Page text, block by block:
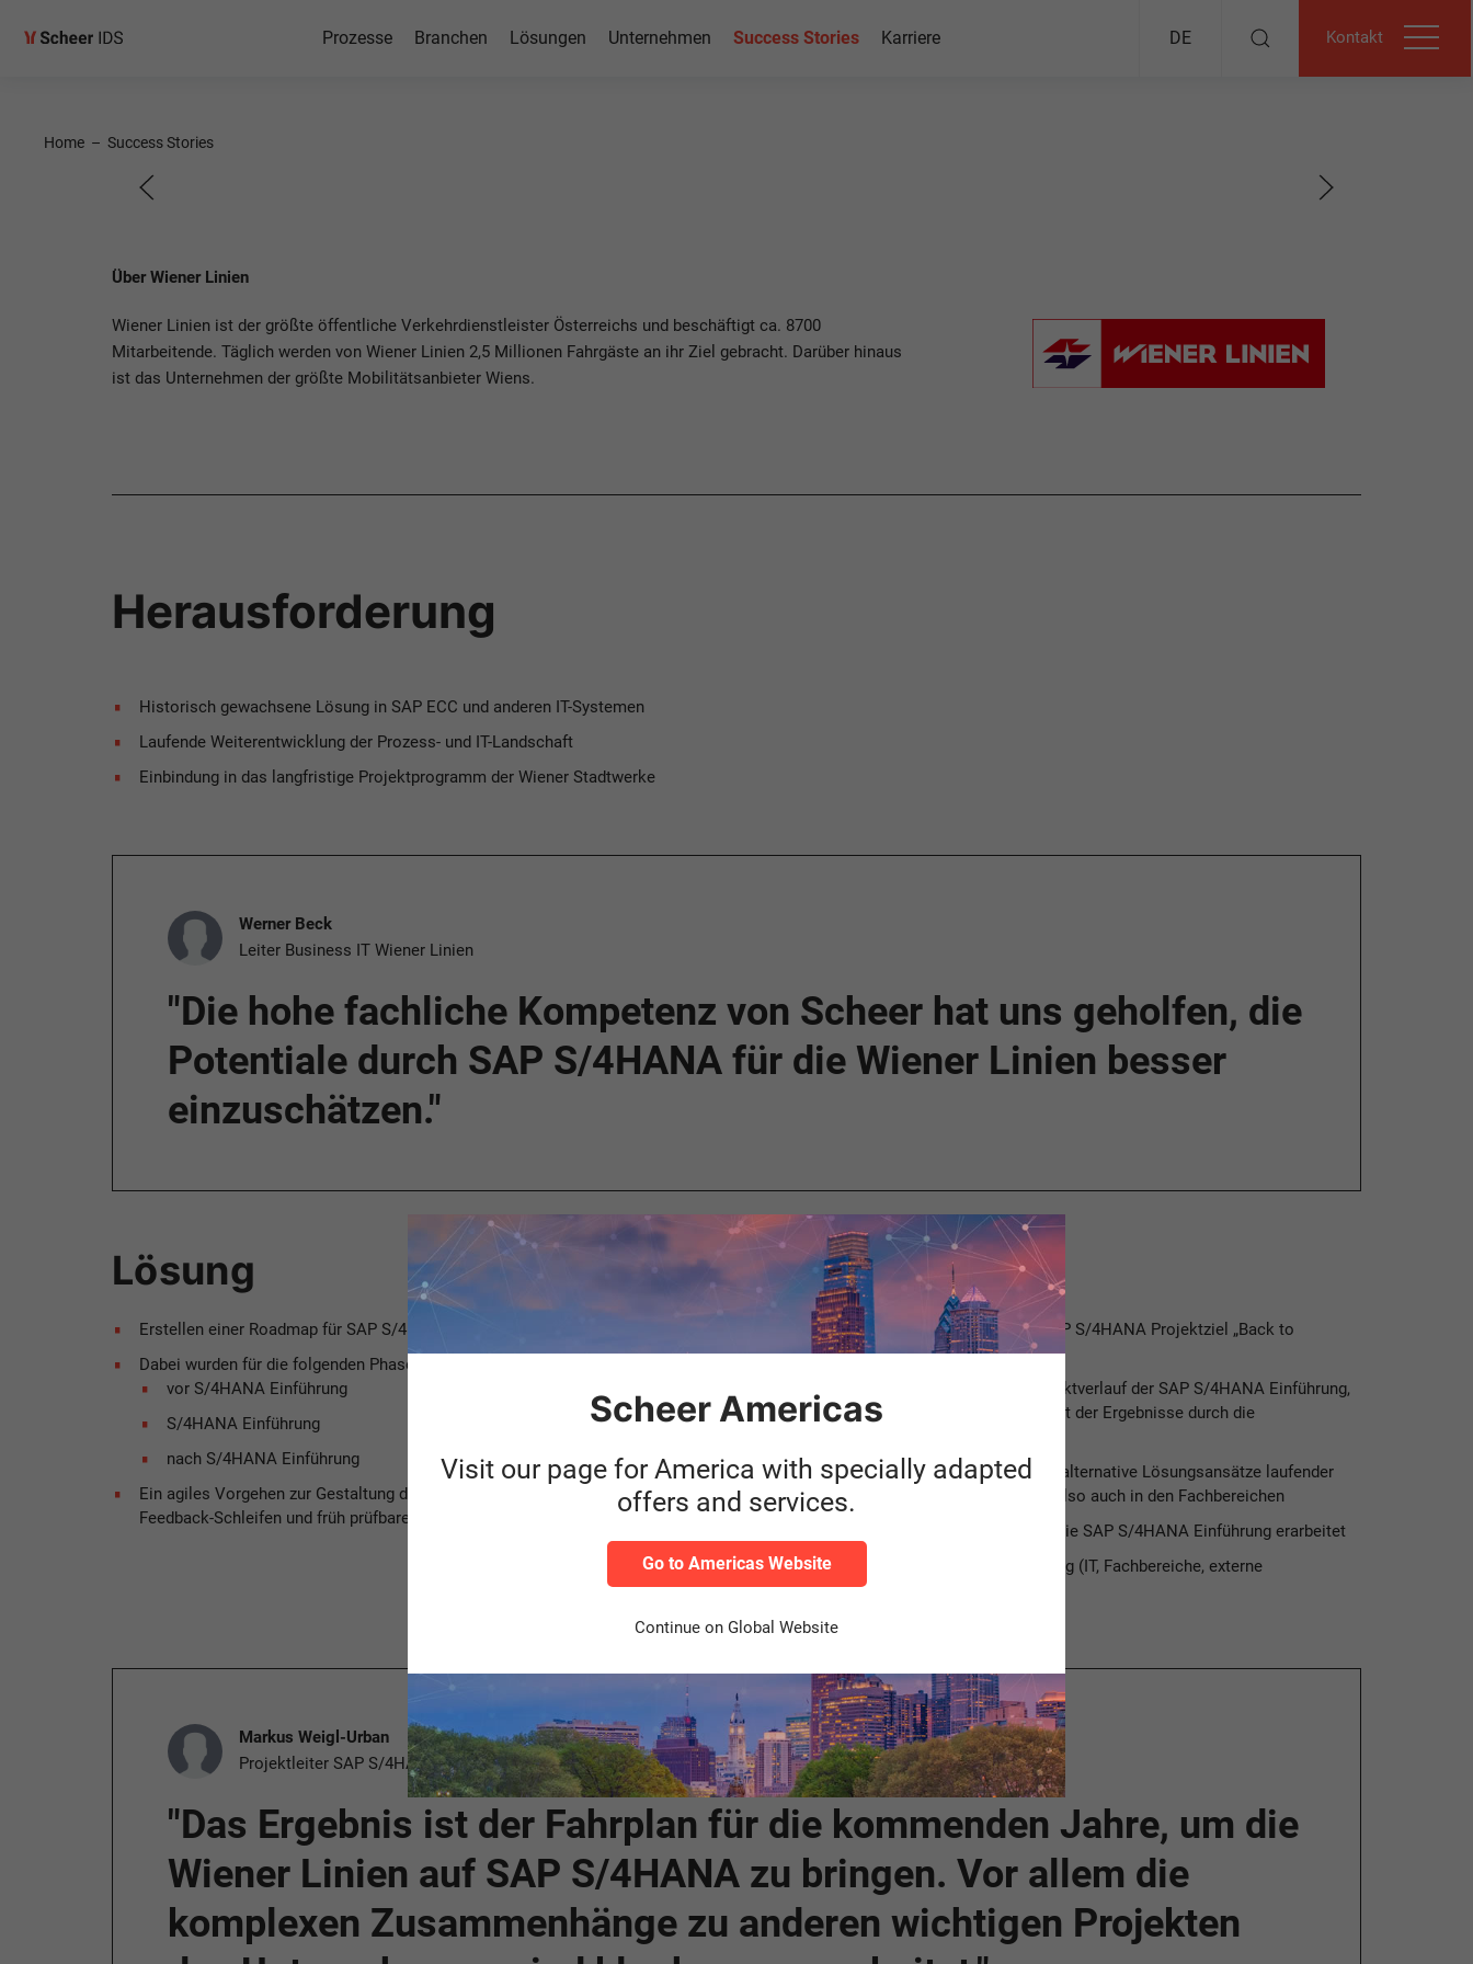
Prozesse Branchen Lösungen Unternehmen Success Stories Karriere DE Kontakt
Home – Success Stories
bei Wiener Linien
Über Wiener Linien
Wiener Linien ist der größte öffentliche Verkehrdienstleister Österreichs und beschäftigt ca. 8700
Mitarbeitende. Täglich werden von Wiener Linien 2,5 Millionen Fahrgäste an ihr Ziel gebracht. Darüber hinaus
ist das Unternehmen der größte Mobilitätsanbieter Wiens.
Herausforderung
Historisch gewachsene Lösung in SAP ECC und anderen IT-Systemen
Laufende Weiterentwicklung der Prozess- und IT-Landschaft
Einbindung in das langfristige Projektprogramm der Wiener Stadtwerke
Werner Beck
Leiter Business IT Wiener Linien
"Die hohe fachliche Kompetenz von Scheer hat uns geholfen, die
Potentiale durch SAP S/4HANA für die Wiener Linien besser
einzuschätzen."
Lösung
Erstellen einer Roadmap für SAP S/4HANA
Dabei wurden für die folgenden Phasen Building Blocks erarbeitet:
vor S/4HANA Einführung
S/4HANA Einführung
nach S/4HANA Einführung
Ein agiles Vorgehen zur Gestaltung der neuen Prozesse bringt schnelle
Feedback-Schleifen und früh prüfbare Ergebnisse
Nutzen
Die Roadmap setzt um, was das SAP S/4HANA Projektziel „Back to
Standard“ verlangt.
Frühe greifbare Ergebnisse im Projektverlauf der SAP S/4HANA Einführung,
daher auch bessere Einschätzbarkeit der Ergebnisse durch die
Grundlage für Entscheidungen über alternative Lösungsansätze laufender
Knowhow Aufbau im Projektteam, also auch in den Fachbereichen
Roadmap (= Projektprogramm) für die SAP S/4HANA Einführung erarbeitet
Grundlage für die Ressourcenplanung (IT, Fachbereiche, externe
Dienstleistung) erarbeitet
Markus Weigl-Urban
Projektleiter SAP S/4HANA, Wiener Linien
"Das Ergebnis ist der Fahrplan für die kommenden Jahre, um die
Wiener Linien auf SAP S/4HANA zu bringen. Vor allem die
komplexen Zusammenhänge zu anderen wichtigen Projekten
Scheer Americas
Visit our page for America with specially adapted
offers and services.
Go to Americas Website
Continue on Global Website